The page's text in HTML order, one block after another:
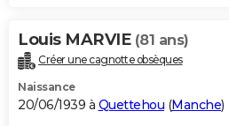
Louis MARVIE (81 ans)
Créer une cagnotte obsèques
Naissance
20/06/1939 à Quettehou (Manche)